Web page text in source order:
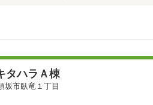
タハラＡ棟
坂市臥竜１丁目